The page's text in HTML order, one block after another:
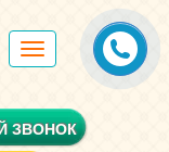
Toggle
navigation
ЗВОНОК